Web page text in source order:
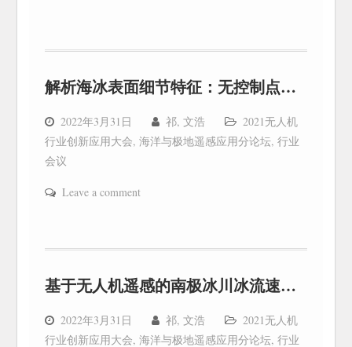
解析海冰表面细节特征：无控制点无人机航测的精度评价
2022年3月31日 祁, 文浩
2021无人机
行业创新应用大会,海洋与极地遥感应用分论坛,行业
会议
Leave a comment
基于无人机遥感的南极冰川冰流速监测
2022年3月31日 祁, 文浩
2021无人机
行业创新应用大会,海洋与极地遥感应用分论坛,行业